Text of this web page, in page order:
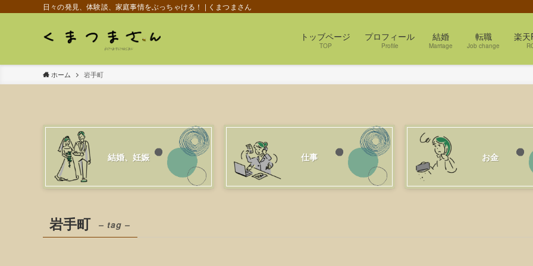
日々の発見、体験談、家庭事情をぶっちゃける！ | くまつまさん
トッブページ
TOP
プロフィール
Profile
結婚
Marriage
転職
Job change
楽天
ホーム 岩手町
結婚、妊娠 仕事 お金
岩手町 – tag –